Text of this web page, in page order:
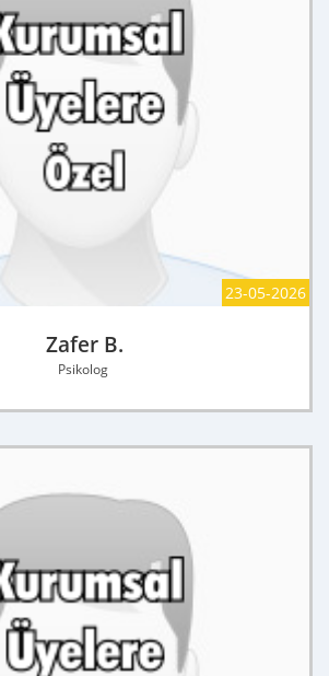
23-05-2026
Zafer B.
Psikolog